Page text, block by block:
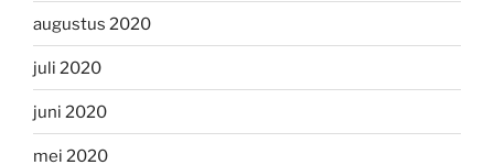
augustus 2020
juli 2020
juni 2020
mei 2020